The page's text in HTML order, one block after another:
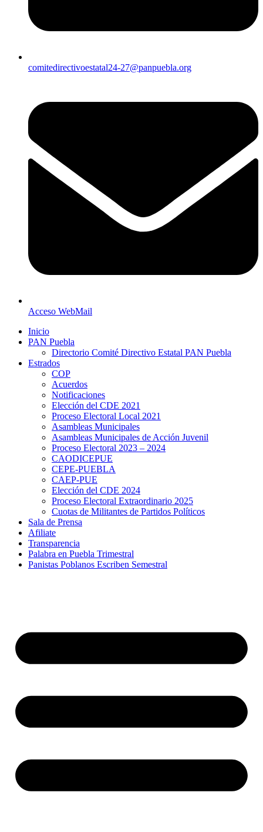
comitedirectivoestatal24-27@panpuebla.org
Acceso WebMail
Inicio
PAN Puebla
Directorio Comité Directivo Estatal PAN Puebla
Estrados
COP
Acuerdos
Notificaciones
Elección del CDE 2021
Proceso Electoral Local 2021
Asambleas Municipales
Asambleas Municipales de Acción Juvenil
Proceso Electoral 2023 – 2024
CAODICEPUE
CEPE-PUEBLA
CAEP-PUE
Elección del CDE 2024
Proceso Electoral Extraordinario 2025
Cuotas de Militantes de Partidos Políticos
Sala de Prensa
Afiliate
Transparencia
Palabra en Puebla Trimestral
Panistas Poblanos Escriben Semestral